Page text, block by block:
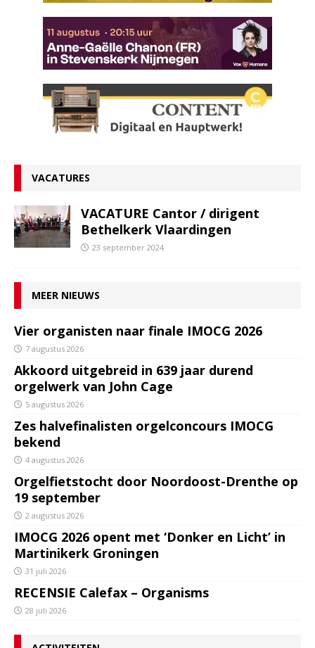
VACATURES
VACATURE Cantor / dirigent
Bethelkerk Vlaardingen
23 september 2024
MEER NIEUWS
Vier organisten naar finale IMOCG 2026
7 augustus 2026
Akkoord uitgebreid in 639 jaar durend
orgelwerk van John Cage
5 augustus 2026
Zes halvefinalisten orgelconcours IMOCG
bekend
4 augustus 2026
Orgelfietstocht door Noordoost-Drenthe op
19 september
2 augustus 2026
IMOCG 2026 opent met ‘Donker en Licht’ in
Martinikerk Groningen
31 juli 2026
RECENSIE Calefax – Organisms
28 juli 2026